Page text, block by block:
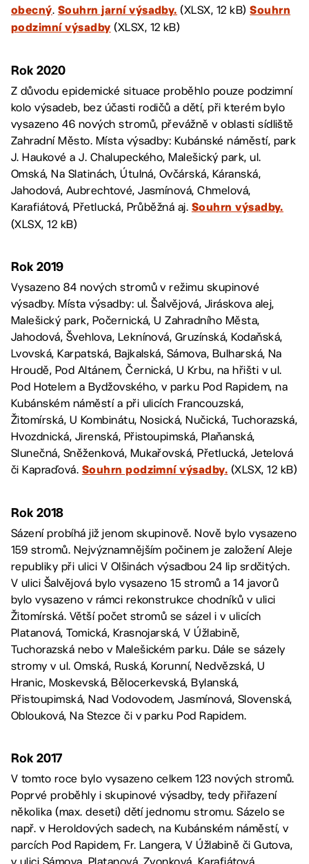
obecný. Souhrn jarní výsadby. (XLSX, 12 kB)Souhrn
podzimní výsadby (XLSX, 12 kB)
Rok 2020
Z důvodu epidemické situace proběhlo pouze podzimní
kolo výsadeb, bez účasti rodičů a dětí, při kterém bylo
vysazeno 46 nových stromů, převážně v oblasti sídliště
Zahradní Město. Místa výsadby: Kubánské náměstí, park
J. Haukové a J. Chalupeckého, Malešický park, ul.
Omská, Na Slatinách, Útulná, Ovčárská, Káranská,
Jahodová, Aubrechtové, Jasmínová, Chmelová,
Karafiátová, Přetlucká, Průběžná aj. Souhrn výsadby.
(XLSX, 12 kB)
Rok 2019
Vysazeno 84 nových stromů v režimu skupinové
výsadby. Místa výsadby: ul. Šalvějová, Jiráskova alej,
Malešický park, Počernická, U Zahradního Města,
Jahodová, Švehlova, Leknínová, Gruzínská, Kodaňská,
Lvovská, Karpatská, Bajkalská, Sámova, Bulharská, Na
Hroudě, Pod Altánem, Černická, U Krbu, na hřišti v ul.
Pod Hotelem a Bydžovského, v parku Pod Rapidem, na
Kubánském náměstí a při ulicích Francouzská,
Žitomírská, U Kombinátu, Nosická, Nučická, Tuchorazská,
Hvozdnická, Jirenská, Přistoupimská, Plaňanská,
Slunečná, Sněženková, Mukařovská, Přetlucká, Jetelová
či Kapraďová. Souhrn podzimní výsadby. (XLSX, 12 kB)
Rok 2018
Sázení probíhá již jenom skupinově. Nově bylo vysazeno
159 stromů. Nejvýznamnějším počinem je založení Aleje
republiky při ulici V Olšinách výsadbou 24 lip srdčitých.
V ulici Šalvějová bylo vysazeno 15 stromů a 14 javorů
bylo vysazeno v rámci rekonstrukce chodníků v ulici
Žitomírská. Větší počet stromů se sázel i v ulicích
Platanová, Tomická, Krasnojarská, V Úžlabině,
Tuchorazská nebo v Malešickém parku. Dále se sázely
stromy v ul. Omská, Ruská, Korunní, Nedvězská, U
Hranic, Moskevská, Bělocerkevská, Bylanská,
Přistoupimská, Nad Vodovodem, Jasmínová, Slovenská,
Oblouková, Na Stezce či v parku Pod Rapidem.
Rok 2017
V tomto roce bylo vysazeno celkem 123 nových stromů.
Poprvé proběhly i skupinové výsadby, tedy přiřazení
několika (max. deseti) dětí jednomu stromu. Sázelo se
např. v Heroldových sadech, na Kubánském náměstí, v
parcích Pod Rapidem, Fr. Langera, V Úžlabině či Gutova,